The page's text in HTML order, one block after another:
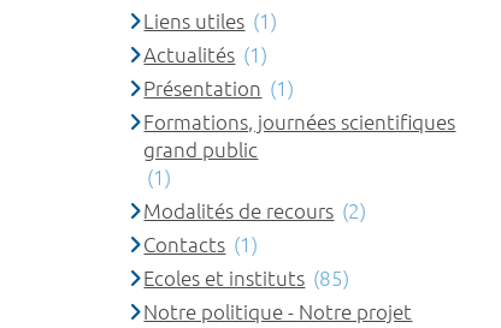
Liens utiles (1)
Actualités (1)
Présentation (1)
Formations, journées scientifiques
grand public
(1)
Modalités de recours (2)
Contacts (1)
Ecoles et instituts (85)
Notre politique - Notre projet